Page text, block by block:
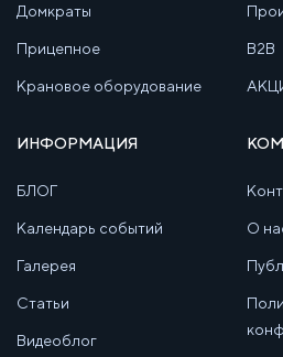
Домкраты
Прицепное
Крановое оборудование
B2B
ИНФОРМАЦИЯ
БЛОГ
Календарь событий
Галерея
Статьи
Видеоблог
О